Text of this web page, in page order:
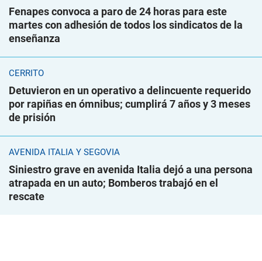
Fenapes convoca a paro de 24 horas para este
martes con adhesión de todos los sindicatos de la
enseñanza
CERRITO
Detuvieron en un operativo a delincuente requerido
por rapiñas en ómnibus; cumplirá 7 años y 3 meses
de prisión
AVENIDA ITALIA Y SEGOVIA
Siniestro grave en avenida Italia dejó a una persona
atrapada en un auto; Bomberos trabajó en el
rescate